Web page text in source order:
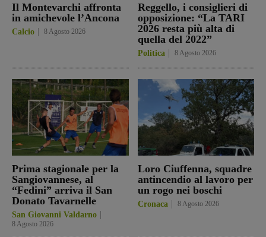
Il Montevarchi affronta
in amichevole l’Ancona
Calcio 8 Agosto 2026
Reggello, i consiglieri di
opposizione: “La TARI
2026 resta più alta di
quella del 2022”
Politica 8 Agosto 2026
Prima stagionale per la
Sangiovannese, al
“Fedini” arriva il San
Donato Tavarnelle
San Giovanni Valdarno
8 Agosto 2026
Loro Ciuffenna, squadre
antincendio al lavoro per
un rogo nei boschi
Cronaca 8 Agosto 2026